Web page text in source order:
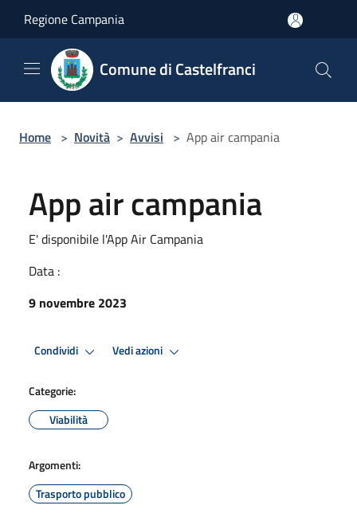
Regione Campania
Comune di Castelfranci
Home > Novità > Avvisi > App air campania
App air campania
E' disponibile l'App Air Campania
Data :
9 novembre 2023
Condividi Vedi azioni
Categorie:
Viabilità
Argomenti:
Trasporto pubblico